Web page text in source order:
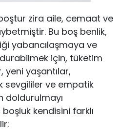
zira aile, cemaat ve
Bu boş benlik,
yabancılaşmaya ve
için, tüketim
yeni yaşantılar,
sevgililer ve empatik
doldurulmayı
kendisini farklı